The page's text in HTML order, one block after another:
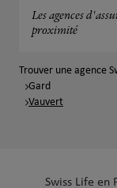
Les agences
proximité
Trouver une agence
Gard
Vauvert
Swiss Life en